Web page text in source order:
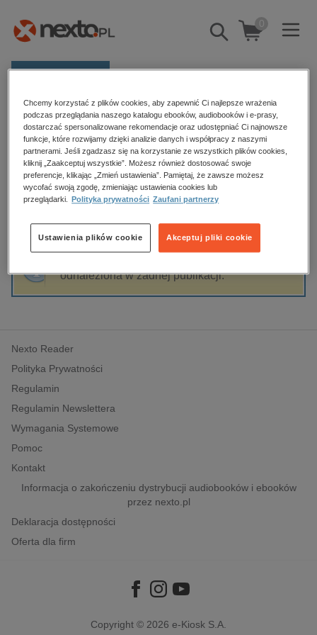
Pokaż/schowaj
wyszukiwarkę
0
Kategorie
Zobacz wszystkie E-prasa
budownictwo, aranżacja wnętrz
biznesowe, branżowe, gospodarka
dzienniki
edukacja
hobby, sport, rozrywka
komputery, internet, technologie, informatyka
polityka, społeczno-informacyjne
psychologiczne
inne
popularno-naukowe
historia
Strona główna Dominik Wernic
Dominik Wernic
Sortowanie Filtrowanie
odnaleziona w żadnej publikacji.
Nexto Reader
Polityka Prywatności
Regulamin
Regulamin Newslettera
Wymagania Systemowe
Pomoc
Kontakt
Informacja o zakończeniu dystrybucji audiobooków i ebooków
przez nexto.pl
Deklaracja dostępności
Oferta dla firm
Copyright © 2026 e-Kiosk S.A.
Chcemy korzystać z plików cookies, aby zapewnić Ci najlepsze wrażenia
podczas przeglądania naszego katalogu ebooków, audiobooków i e-prasy,
dostarczać spersonalizowane rekomendacje oraz udostępniać Ci najnowsze
funkcje, które rozwijamy dzięki analizie danych i współpracy z naszymi
partnerami. Jeśli zgadzasz się na korzystanie ze wszystkich plików cookies,
kliknij „Zaakceptuj wszystkie”. Możesz również dostosować swoje
preferencje, klikając „Zmień ustawienia”. Pamiętaj, że zawsze możesz
wycofać swoją zgodę, zmieniając ustawienia cookies lub
przeglądarki.
Polityka prywatności Zaufani partnerzy
Akceptuj pliki cookie
Ustawienia plików cookie